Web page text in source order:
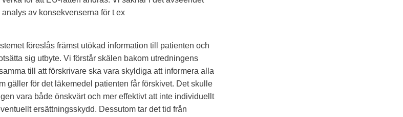
av konsekvenserna för t ex
föreslås främst utökad information till patienten och
sig utbyte. Vi förstår skälen bakom utredningens
till att förskrivare ska vara skyldiga att informera alla
gäller för det läkemedel patienten får förskivet. Det skulle
vara både önskvärt och mer effektivt att inte individuellt
ersättningsskydd. Dessutom tar det tid från